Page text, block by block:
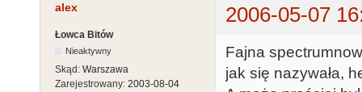
alex 2006-05-07
Łowca Bitów
Nieaktywny
Skąd: Warszawa
Zarejestrowany: 2003-08-04
Fajna
jak się nazywała,